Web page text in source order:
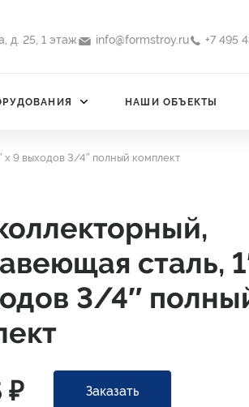
д. 25, 1 этаж info@formstroy.ru +7 495
НАШИ ОБЪЕКТЫ
х 9 выходов 3/4″ полный комплект
сталь,
3/4″
₽ Заказать